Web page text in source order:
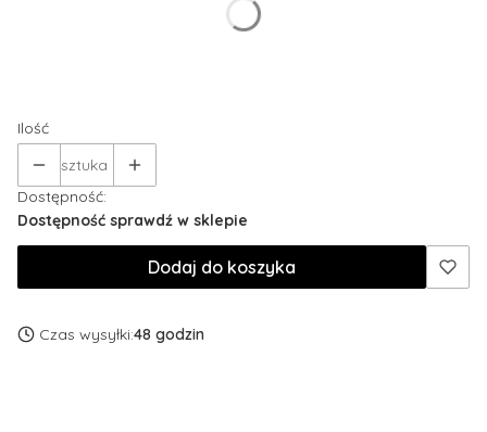
Ilość
sztuka
Dostępność:
Dostępność sprawdź w sklepie
Dodaj do koszyka
Czas wysyłki:48 godzin